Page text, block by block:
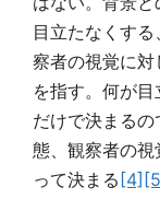
目立たなくす
察者の視覚に
を指す。何が
だけで決まる
態、観察者の視
って決まる[4]